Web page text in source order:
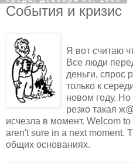
События и кризис
Я вот считаю
Все люди
деньги, спрос
только к
новом году.
резко такая
исчезла в момент. Welcom
aren't sure in a next moment.
общих основаниях.